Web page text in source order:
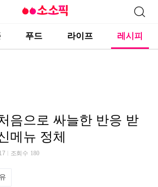
푸드 라이프 레시피
음으로 싸늘한 반응 받
메뉴 정체
조회수 180